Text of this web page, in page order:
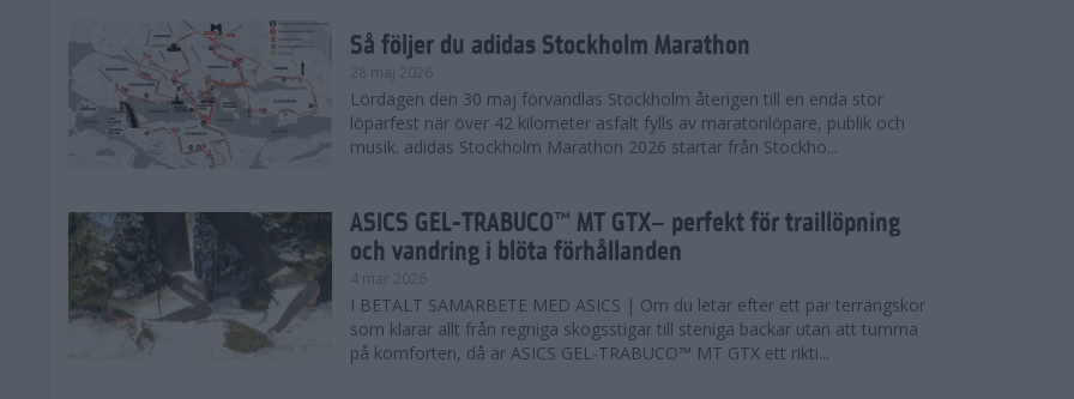
Så följer du adidas Stockholm Marathon
28 maj 2026
Lördagen den 30 maj förvandlas Stockholm återigen till en enda stor
löparfest när över 42 kilometer asfalt fylls av maratonlöpare, publik och
musik. adidas Stockholm Marathon 2026 startar från Stockho...
ASICS GEL-TRABUCO™ MT GTX– perfekt för traillöpning
och vandring i blöta förhållanden
4 mar 2026
I BETALT SAMARBETE MED ASICS | Om du letar efter ett par terrängskor
som klarar allt från regniga skogsstigar till steniga backar utan att tumma
på komforten, då är ASICS GEL-TRABUCO™ MT GTX ett rikti...